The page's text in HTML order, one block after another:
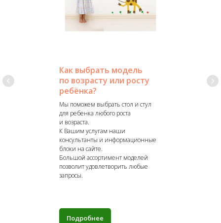
Как выбрать модель
по возрасту или росту
ребёнка?
Мы поможем выбрать стол и стул
для ребенка любого роста
и возраста.
К Вашим услугам наши
консультанты и информационные
блоки на сайте.
Большой ассортимент моделей
позволит удовлетворить любые
запросы.
Подробнее